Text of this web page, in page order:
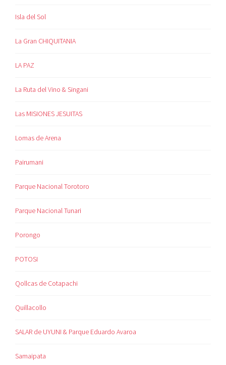
Isla del Sol
La Gran CHIQUITANIA
LA PAZ
La Ruta del Vino & Singani
Las MISIONES JESUITAS
Lomas de Arena
Pairumani
Parque Nacional Torotoro
Parque Nacional Tunari
Porongo
POTOSI
Qollcas de Cotapachi
Quillacollo
SALAR de UYUNI & Parque Eduardo Avaroa
Samaipata